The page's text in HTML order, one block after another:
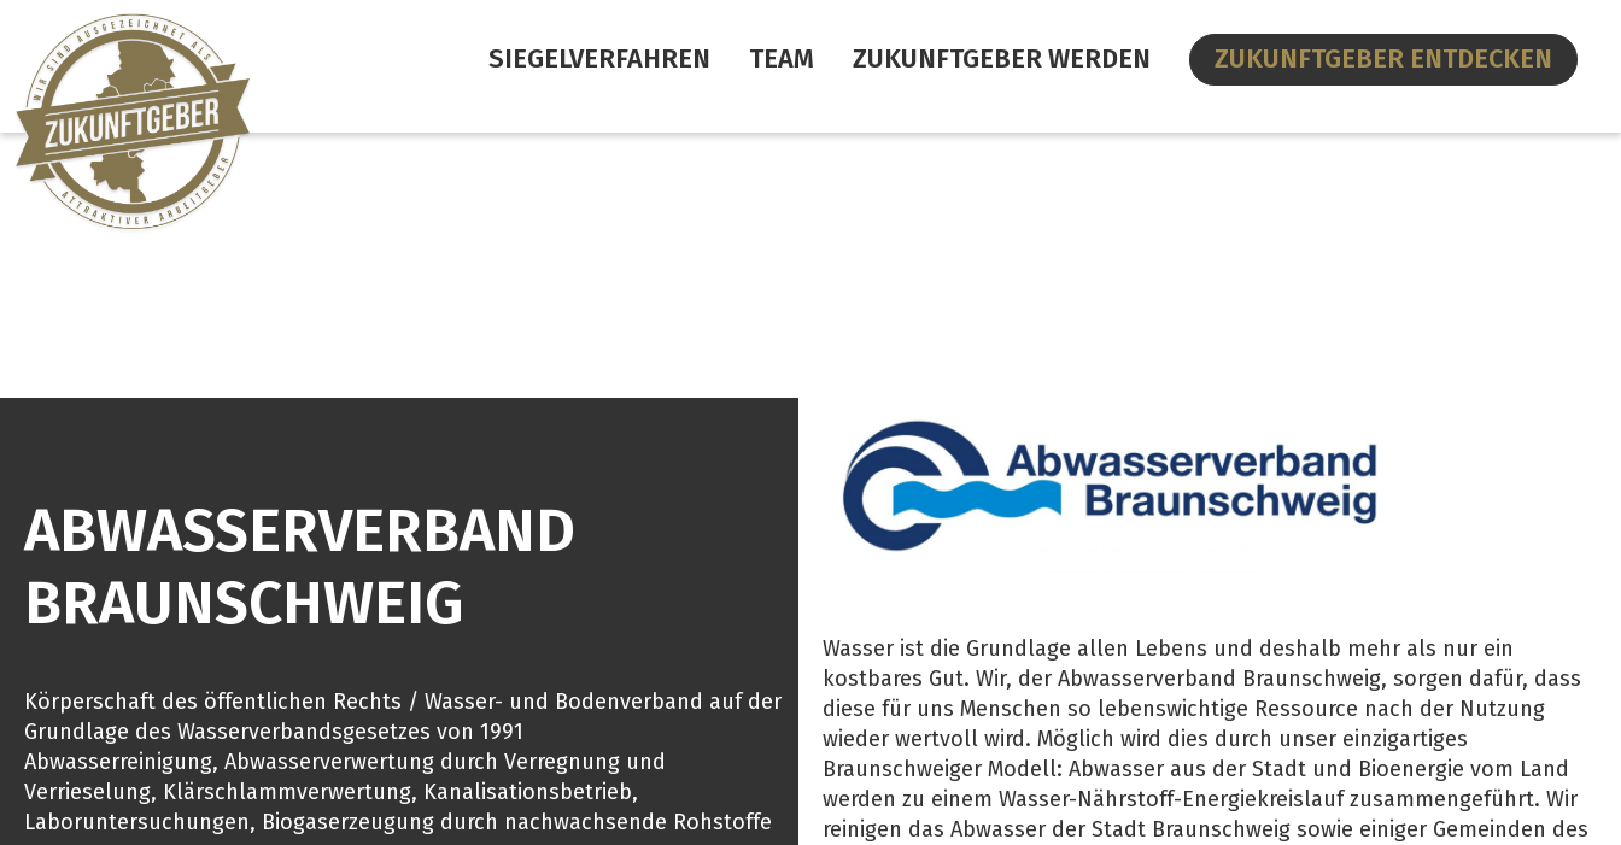
SIEGELVERFAHREN TEAM ZUKUNFTGEBER WERDEN ZUKUNFTGEBER ENTDECKEN
ABWASSERVERBAND
BRAUNSCHWEIG
Körperschaft des öffentlichen Rechts / Wasser- und Bodenverband auf der
Grundlage des Wasserverbandsgesetzes von 1991
Abwasserreinigung, Abwasserverwertung durch Verregnung und
Verrieselung, Klärschlammverwertung, Kanalisationsbetrieb,
Laboruntersuchungen, Biogaserzeugung durch nachwachsende Rohstoffe
Wasser ist die Grundlage allen Lebens und deshalb mehr als nur ein
kostbares Gut. Wir, der Abwasserverband Braunschweig, sorgen dafür, dass
diese für uns Menschen so lebenswichtige Ressource nach der Nutzung
wieder wertvoll wird. Möglich wird dies durch unser einzigartiges
Braunschweiger Modell: Abwasser aus der Stadt und Bioenergie vom Land
werden zu einem Wasser-Nährstoff-Energiekreislauf zusammengeführt. Wir
reinigen das Abwasser der Stadt Braunschweig sowie einiger Gemeinden des